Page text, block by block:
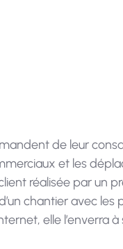
de leur
et les
réalisée par
chantier avec
elle